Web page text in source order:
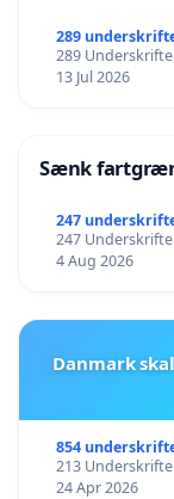
289
289
13 Jul 2026
Sænk
247
247
4 Aug 2026
Danmark
854
213
24 Apr 2026